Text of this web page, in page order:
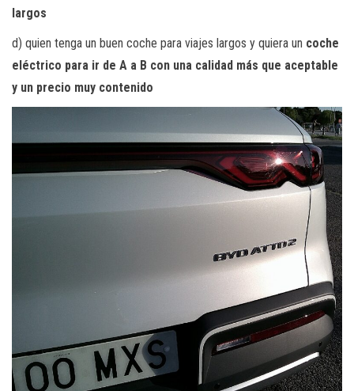
largos
d) quien tenga un buen coche para viajes largos y quiera un coche
eléctrico para ir de A a B con una calidad más que aceptable
y un precio muy contenido